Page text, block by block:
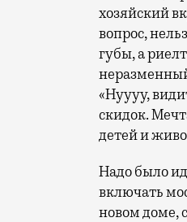
хозяйский
вопрос,
губы, а
«Нуууу,
скидок.
детей и
Надо было
включать
новом доме,